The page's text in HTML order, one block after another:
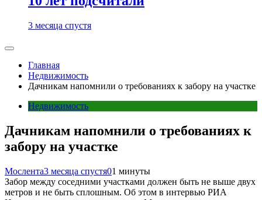
3 месяца спустя
Главная
Недвижимость
Дачникам напомнили о требованиях к забору на участке
Недвижимость
Дачникам напомнили о требованиях к
забору на участке
Мослента3 месяца спустя01 минуты
Забор между соседними участками должен быть не выше двух
метров и не быть сплошным. Об этом в интервью РИА